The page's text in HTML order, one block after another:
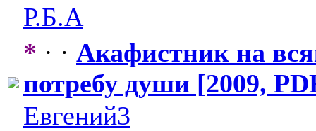
Р.Б.А
* · · Акафистник на
потребу души [2009,
Евгений3